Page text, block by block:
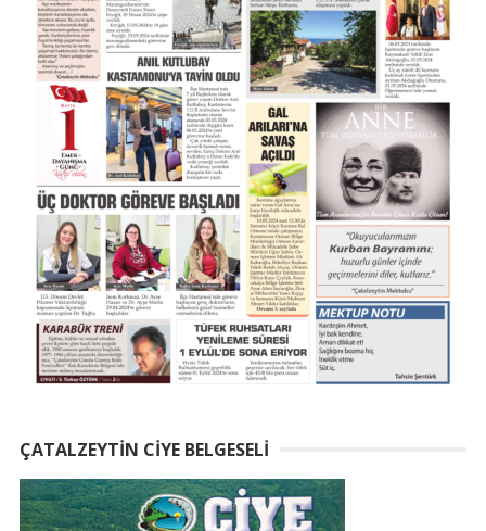
ÇATALZEYTIN CIYE BELGESELI